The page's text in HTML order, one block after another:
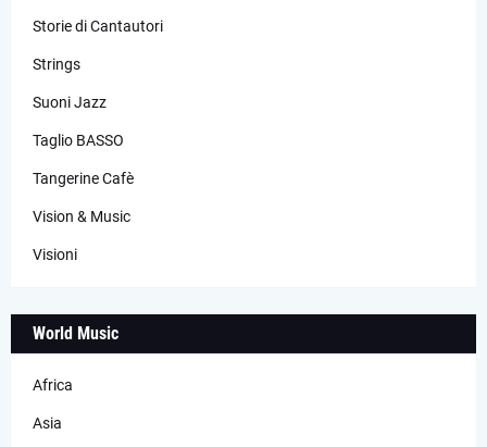
Storie di Cantautori
Strings
Suoni Jazz
Taglio BASSO
Tangerine Cafè
Vision & Music
Visioni
World Music
Africa
Asia